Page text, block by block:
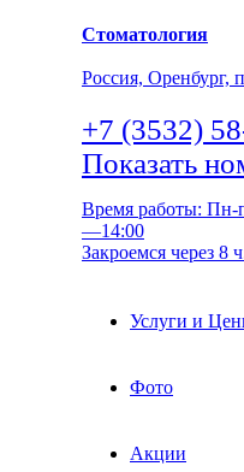
Стоматология
Россия, Оренбург,
+7 (3532)
Показать
Время работы: Пн-
—14:00
Закроемся через 8
Услуги и
Фото
Акции